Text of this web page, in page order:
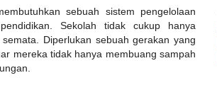
sebuah sistem pengelolaan
Sekolah tidak cukup hanya
Diperlukan sebuah gerakan yang
mereka tidak hanya membuang sampah